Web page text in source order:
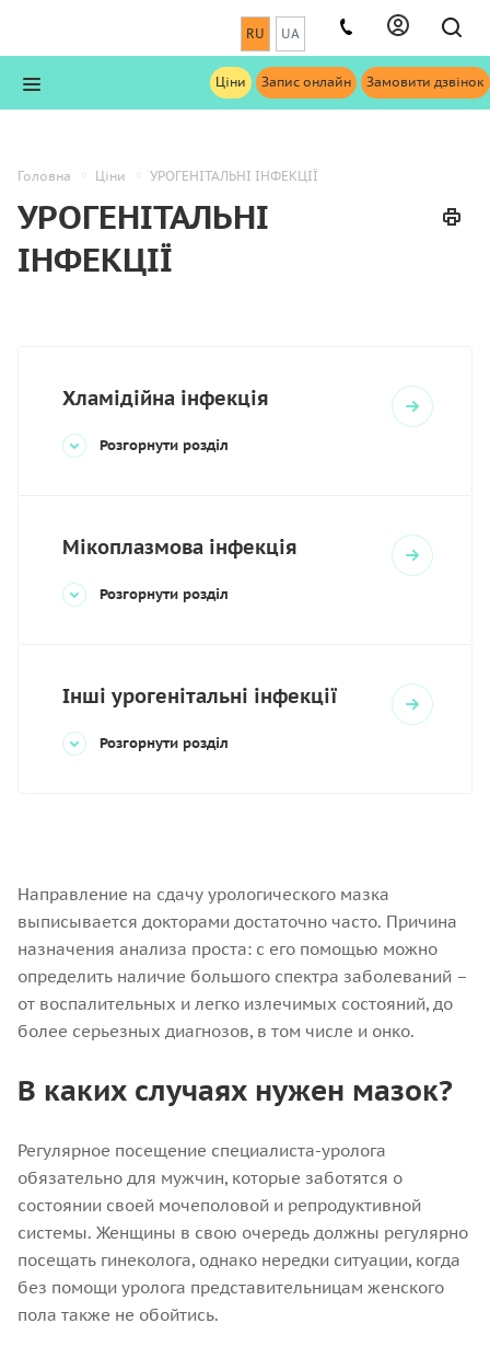
RU UA
Ціни Запис онлайн Замовити дзвінок
Головна Ціни УРОГЕНІТАЛЬНІ ІНФЕКЦІЇ
УРОГЕНІТАЛЬНІ
ІНФЕКЦІЇ
Хламідійна інфекція
Розгорнути розділ
Мікоплазмова інфекція
Розгорнути розділ
Інші урогенітальні інфекції
Розгорнути розділ
Направление на сдачу урологического мазка
выписывается докторами достаточно часто. Причина
назначения анализа проста: с его помощью можно
определить наличие большого спектра заболеваний –
от воспалительных и легко излечимых состояний, до
более серьезных диагнозов, в том числе и онко.
В каких случаях нужен мазок?
Регулярное посещение специалиста-уролога
обязательно для мужчин, которые заботятся о
состоянии своей мочеполовой и репродуктивной
системы. Женщины в свою очередь должны регулярно
посещать гинеколога, однако нередки ситуации, когда
без помощи уролога представительницам женского
пола также не обойтись.